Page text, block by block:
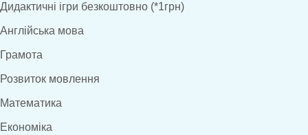
Дидактичні ігри безкоштовно (*1грн)
Англійська мова
Грамота
Розвиток мовлення
Математика
Економіка